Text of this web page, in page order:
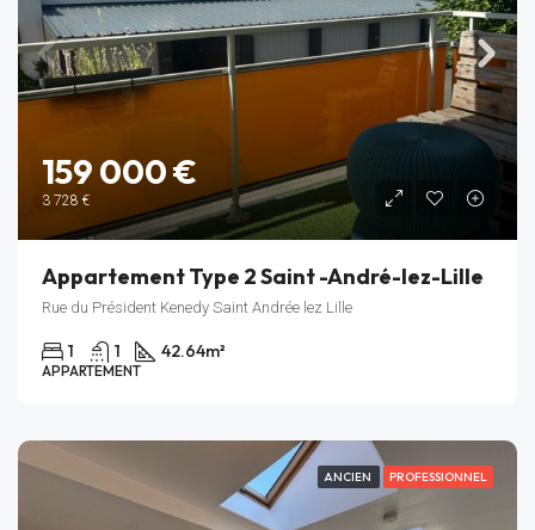
159 000 €
3 728 €
Appartement Type 2 Saint -André-lez-Lille
Rue du Président Kenedy Saint Andrée lez Lille
1 1 42.64m²
APPARTEMENT
ANCIEN PROFESSIONNEL